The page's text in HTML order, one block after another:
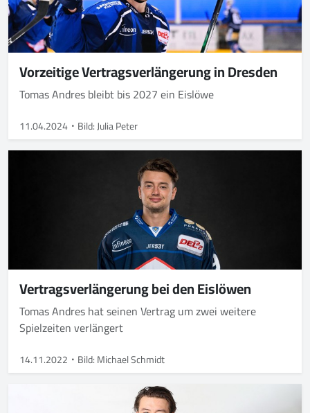
Vorzeitige Vertragsverlängerung in Dresden
Tomas Andres bleibt bis 2027 ein Eislöwe
11.04.2024 Bild: Julia Peter
Vertragsverlängerung bei den Eislöwen
Tomas Andres hat seinen Vertrag um zwei weitere
Spielzeiten verlängert
14.11.2022 Bild: Michael Schmidt